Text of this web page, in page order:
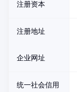
注册资本
注册地址
企业网址
统一社会信用